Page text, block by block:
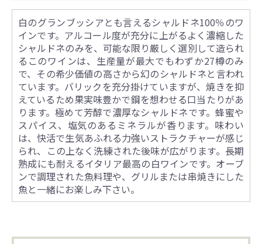
白のグランブッシアとも言えるシャルドネ100％のワ
インです。アルコール度が充分に上がるよく濃縮した
シャルドネのみを、可能な限り厳しく選別して造られ
るこのワインは、生産量が最大でもわずか27樽のみ
で、その希少価値の高さから幻のシャルドネと言われ
ています。バリックを充分掛けていますが、焼きを抑
えているため果実味豊かで鋼を想わせる口当たりがあ
ります。極めて芳醇で濃厚なシャルドネです。蜂蜜や
スパイス、塩気のあるミネラルが香ります。味わい
は、快活で生気あふれる力強いストラクチャーが感じ
られ、この上なく洗練された後味が広がります。長期
熟成にも耐えるイタリア最高の白ワインです。オーブ
ンで調理された魚料理や、グリルまたは串焼きにした
魚と一緒にお楽しみ下さい。